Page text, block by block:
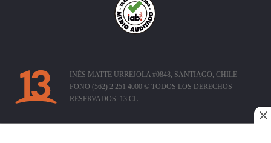
INÉS MATTE URREJOLA #0848, SANTIAGO, CHILE
FONO (562) 2 251 4000 © TODOS LOS DERECHOS
RESERVADOS. 13.CL